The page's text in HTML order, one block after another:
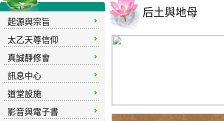
起源與宗旨
太乙天尊信仰
真誠靜修會
訊息中心
道堂設施
影音與電子書
后土與地母